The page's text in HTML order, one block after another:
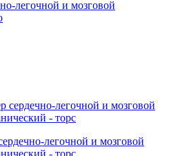
легочной и мозговой
легочной и мозговой
- торс